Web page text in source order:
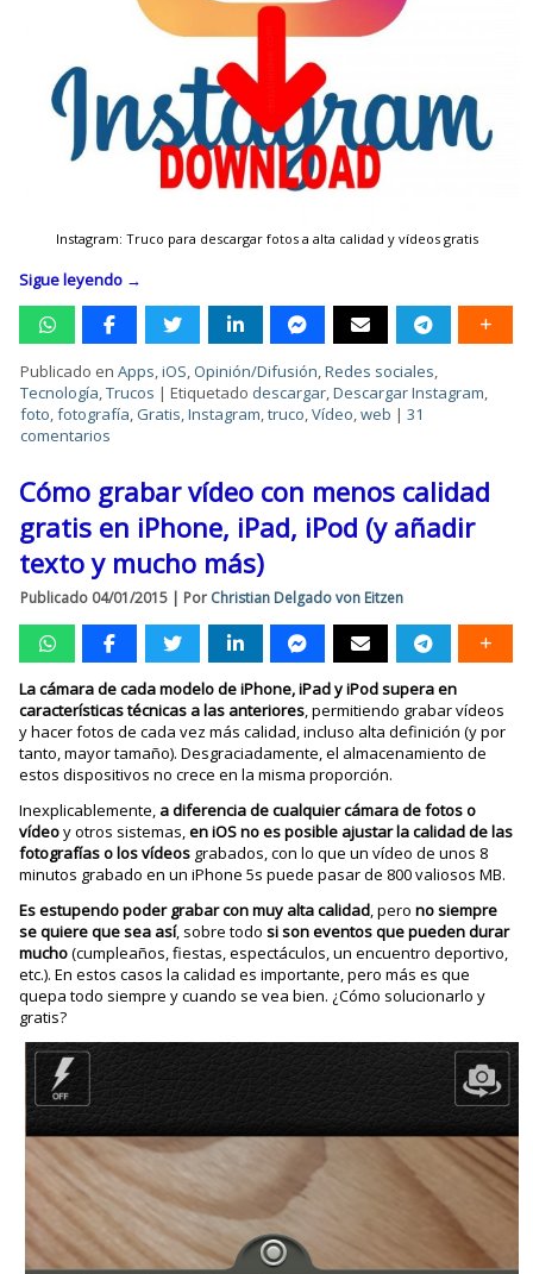
Instagram: Truco para descargar fotos a alta calidad y vídeos gratis
Sigue leyendo →
Publicado en Apps,iOS, Opinión/Difusión,Redes sociales,
Tecnología,Trucos |Etiquetado descargar,Descargar Instagram,
foto,fotografía, Gratis,Instagram,truco,Vídeo,web |31
comentarios
Cómo grabar vídeo con menos calidad
gratis en iPhone, iPad, iPod (y añadir
texto y mucho más)
Publicado 04/01/2015 | Por Christian Delgado von Eitzen
La cámara de cada modelo de iPhone, iPad y iPod supera en
características técnicas a las anteriores, permitiendo grabar vídeos
y hacer fotos de cada vez más calidad, incluso alta definición (y por
tanto, mayor tamaño). Desgraciadamente, el almacenamiento de
estos dispositivos no crece en la misma proporción.
Inexplicablemente, a diferencia de cualquier cámara de fotos o
vídeoy otros sistemas,en iOS no es posible ajustar la calidad de las
fotografías o los vídeos grabados, con lo que un vídeo de unos 8
minutos grabado en un iPhone 5s puede pasar de 800 valiosos MB.
Es estupendo poder grabar con muy alta calidad, perono siempre
se quiere que sea así, sobre todosi son eventos que pueden durar
mucho(cumpleaños, fiestas, espectáculos, un encuentro deportivo,
etc.). En estos casos la calidad es importante, pero más es que
quepa todo siempre y cuando se vea bien. ¿Cómo solucionarlo y
gratis?